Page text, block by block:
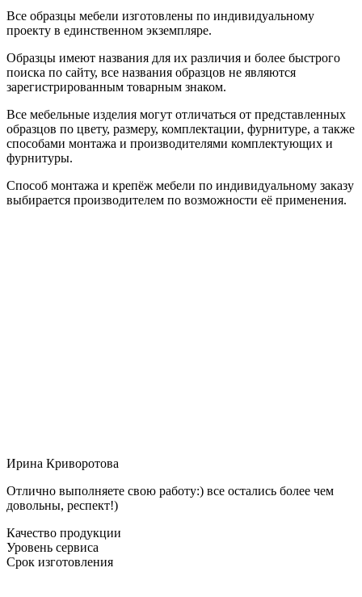
Все образцы мебели изготовлены по индивидуальному
проекту в единственном экземпляре.
Образцы имеют названия для их различия и более быстрого
поиска по сайту, все названия образцов не являются
зарегистрированным товарным знаком.
Все мебельные изделия могут отличаться от представленных
образцов по цвету, размеру, комплектации, фурнитуре, а также
способами монтажа и производителями комплектующих и
фурнитуры.
Способ монтажа и крепёж мебели по индивидуальному заказу
выбирается производителем по возможности её применения.
Ирина Криворотова
Отлично выполняете свою работу:) все остались более чем
довольны, респект!)
Качество продукции
Уровень сервиса
Срок изготовления